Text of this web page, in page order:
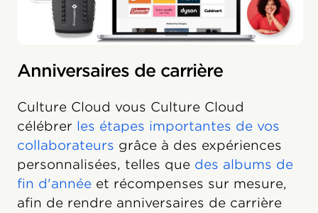
Anniversaires de carrière
Culture Cloud vous Culture Cloud
célébrer les étapes importantes de vos
collaborateurs grâce à des expériences
personnalisées, telles que des albums de
fin d'année et récompenses sur mesure,
afin de rendre anniversaires de carrière